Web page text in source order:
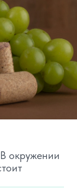
окружении